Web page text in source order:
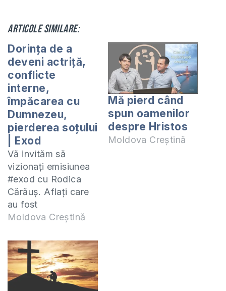
Articole similare:
Dorința de a
deveni actriță,
conflicte
interne,
împăcarea cu
Dumnezeu,
pierderea soțului
| Exod
Vă invităm să
vizionați emisiunea
#exod cu Rodica
Cărăuș. Aflați care
au fost
circumstanțele care
gândească la
lucrurile de sus, cum
a descoperit
Cuvântul lui
Moldova Creștină
Mă pierd când
spun oamenilor
despre Hristos
Moldova Creștină